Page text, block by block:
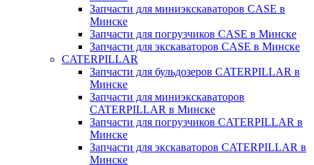
Запчасти для миниэкскаваторов CASE в
Минске
Запчасти для погрузчиков CASE в Минске
Запчасти для экскаваторов CASE в Минске
CATERPILLAR
Запчасти для бульдозеров CATERPILLAR в
Минске
Запчасти для миниэкскаваторов
CATERPILLAR в Минске
Запчасти для погрузчиков CATERPILLAR в
Минске
Запчасти для экскаваторов CATERPILLAR в
Минскe